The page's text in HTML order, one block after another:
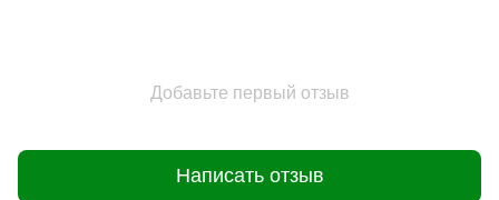
Добавьте первый отзыв
Написать отзыв